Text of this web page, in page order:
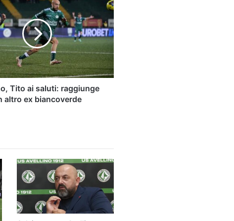
Tito ai saluti: raggiunge
altro ex biancoverde